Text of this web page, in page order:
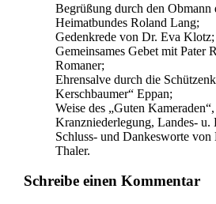
Begrüßung durch den Obmann
Heimatbundes Roland Lang;
Gedenkrede von Dr. Eva Klotz;
Gemeinsames Gebet mit Pater
Romaner;
Ehrensalve durch die
Kerschbaumer“ Eppan;
Weise des „Guten Kameraden“,
Kranzniederlegung, Landes- u.
Schluss- und Dankesworte
Thaler.
Schreibe einen Kommentar